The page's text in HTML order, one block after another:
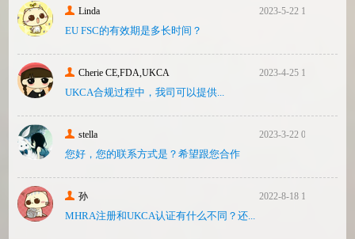
Linda 2023-5-22 10:43
EU FSC的有效期是多长时间？
Cherie CE,FDA,UKCA 2023-4-25 16:24
UKCA合‮过规‬程中，我司可‮提以‬供...
stella 2023-3-22 08:31
您好，您的联系方式是？希望跟您合作
孙 2022-8-18 17:47
MHRA注册和UKCA认证有什么不同？还...